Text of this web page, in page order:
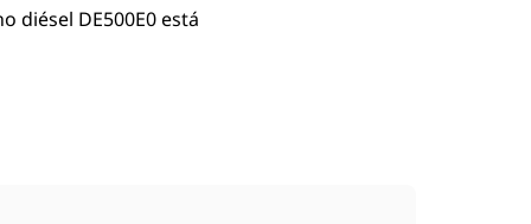
diésel DE500E0 está